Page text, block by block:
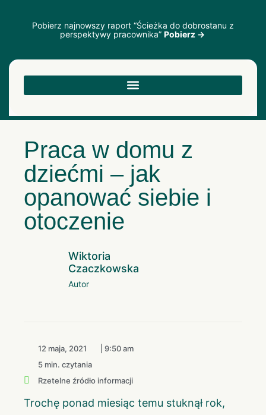
Pobierz najnowszy raport “Ścieżka do dobrostanu z
perspektywy pracownika” Pobierz →
Praca w domu z
dziećmi – jak
opanować siebie i
otoczenie
Wiktoria
Czaczkowska
Autor
12 maja, 2021
9:50 am
5 min. czytania
Rzetelne źródło informacji
Trochę ponad miesiąc temu stuknął rok,